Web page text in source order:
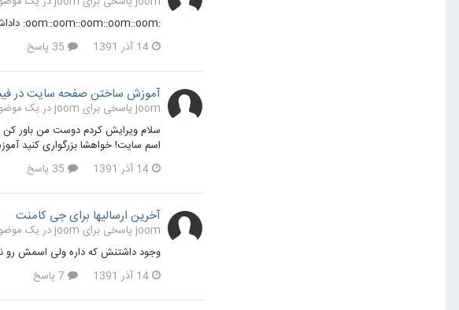
:oom::oom::oom::oom::oom: داداش آدررس سایت ف ب رو برداشتم دیگه! میشه لطف رو بیشتر کنی با تصویر نشون بدی آموزشش رو؟ خواهشا
14 آذر 1391
آموزش ساختن صفحه سایت در
joom پاسخی برای joom در یک موضوع ارسال کرد در
اسم سایت! خواهشا بزرگواری کنید
14 آذر 1391
آخرین ارسالیها برای جی کامنت
joom پاسخی برای joom در یک موضوع ارسال کرد در
وجود داشتنش که داره ولی اسمش رو
14 آذر 1391